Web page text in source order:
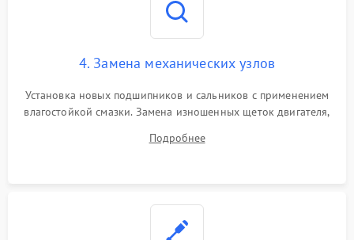
4. Замена механических узлов
Установка новых подшипников и сальников с применением
влагостойкой смазки. Замена изношенных щеток двигателя,
или поврежденной резиновой манжеты.
Подробнее